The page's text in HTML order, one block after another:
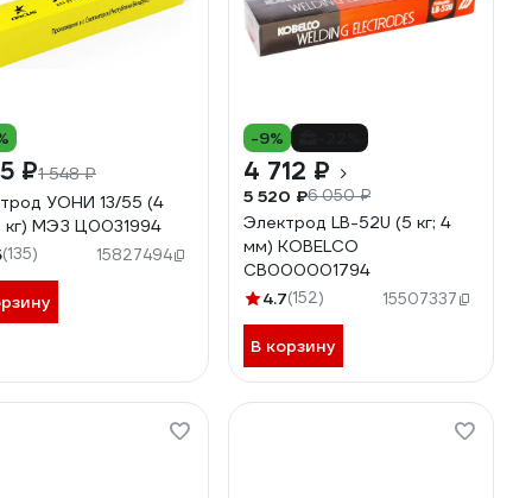
₽1 548 ₽
УОНИ 13/55 (4
кг) МЭЗ Ц0031994
(135) 15827494
-9%
4 712 ₽
5 520 ₽6 050 ₽
Электрод LB-52U (5 кг; 4
мм) KOBELCO
СВ000001794
4.7(152) 15507337
В корзину